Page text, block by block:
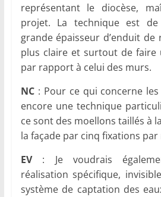
représentant le diocèse,
projet. La technique est
grande épaisseur d’enduit
plus claire et surtout de
par rapport à celui des murs.
NC: Pour ce qui concerne
encore une technique
ce sont des moellons taillés à
la façade par cinq fixations par
EV: Je voudrais
réalisation spécifique,
système de captation des